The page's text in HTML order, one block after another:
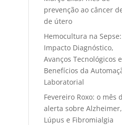
prevenção ao câncer
de útero
Hemocultura na Sepse:
Impacto Diagnóstico,
Avanços Tecnológicos e
Benefícios da
Laboratorial
Fevereiro Roxo: o mês
alerta sobre Alzheimer,
Lúpus e Fibromialgia